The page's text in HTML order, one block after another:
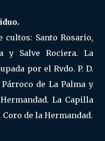
cultos: Santo Rosario,
y Salve Rociera. La
por el Rvdo. P. D.
Párroco de La Palma y
La Capilla
de la Hermandad.